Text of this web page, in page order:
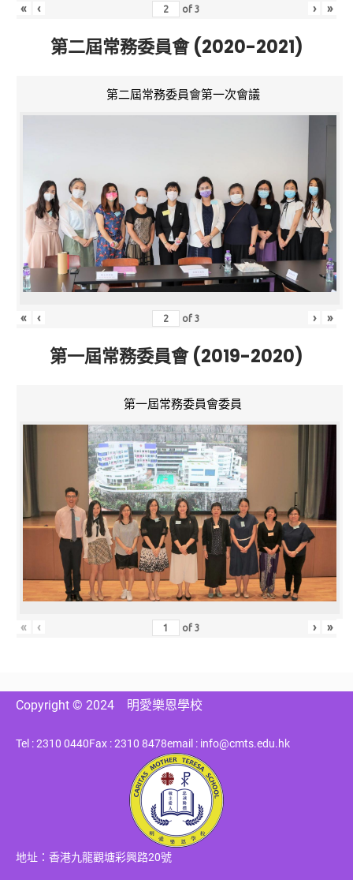
« ‹ of3 › »
第二屆常務委員會 (2020-2021)
第二屆常務委員會第一次會議
« ‹ of3 › »
第一屆常務委員會 (2019-2020)
第一屆常務委員會委員
« ‹ of3 › »
Copyright © 2024 明愛樂恩學校
Tel : 2310 0440Fax : 2310 8478email : info@cmts.edu.hk
地址：香港九龍觀塘彩興路20號